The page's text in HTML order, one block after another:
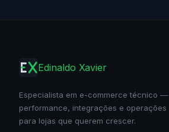
Edinaldo Xavier
Especialista em e-commerce técnico —
performance, integrações e operações
para lojas que querem crescer.